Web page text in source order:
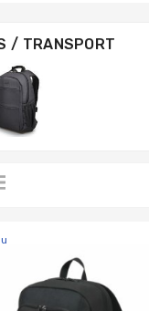
/ TRANSPORT